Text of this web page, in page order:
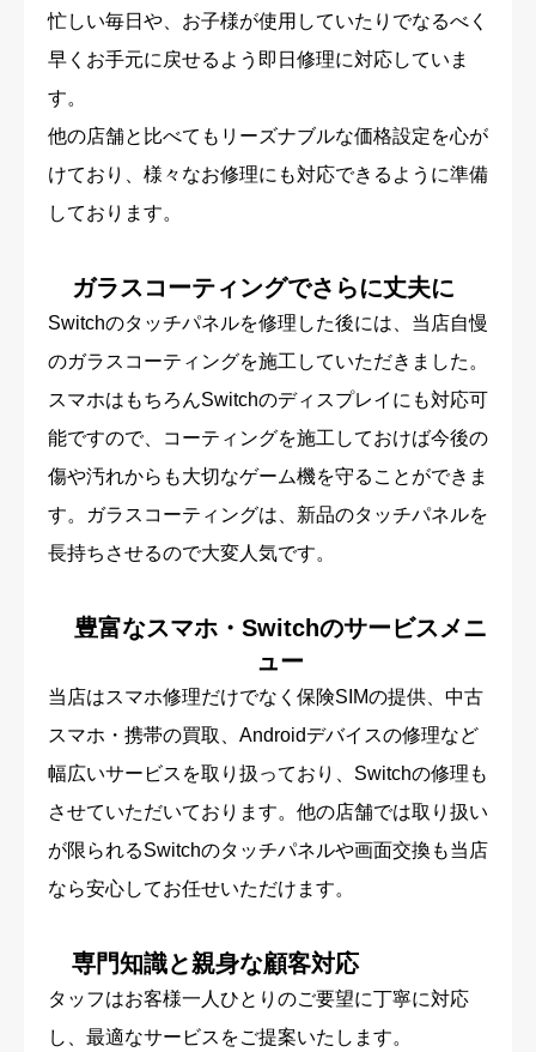
忙しい毎日や、お子様が使用していたりでなるべく
早くお手元に戻せるよう即日修理に対応していま
す。
他の店舗と比べてもリーズナブルな価格設定を心が
けており、様々なお修理にも対応できるように準備
しております。
ガラスコーティングでさらに丈夫に
Switchのタッチパネルを修理した後には、当店自慢
のガラスコーティングを施工していただきました。
スマホはもちろんSwitchのディスプレイにも対応可
能ですので、コーティングを施工しておけば今後の
傷や汚れからも大切なゲーム機を守ることができま
す。ガラスコーティングは、新品のタッチパネルを
長持ちさせるので大変人気です。
豊富なスマホ・Switchのサービスメニ
ュー
当店はスマホ修理だけでなく保険SIMの提供、中古
スマホ・携帯の買取、Androidデバイスの修理など
幅広いサービスを取り扱っており、Switchの修理も
させていただいております。他の店舗では取り扱い
が限られるSwitchのタッチパネルや画面交換も当店
なら安心してお任せいただけます。
専門知識と親身な顧客対応
タッフはお客様一人ひとりのご要望に丁寧に対応
し、最適なサービスをご提案いたします。